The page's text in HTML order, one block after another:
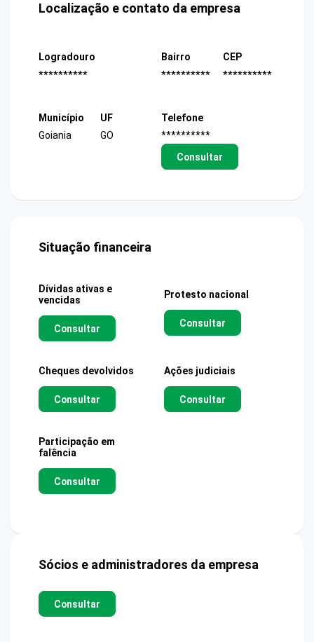
Localização e contato da empresa
Logradouro
**********
Bairro
**********
CEP
**********
Município
Goiania
UF
GO
Telefone
**********
Consultar
Situação financeira
Dívidas ativas e
vencidas
Consultar
Protesto nacional
Consultar
Cheques devolvidos
Consultar
Ações judiciais
Consultar
Participação em
falência
Consultar
Sócios e administradores da empresa
Consultar